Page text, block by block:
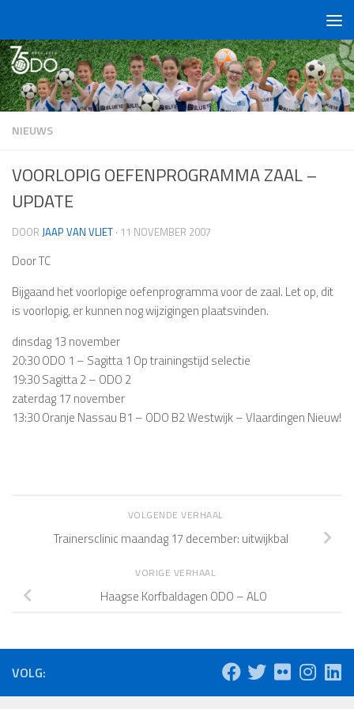
NIEUWS
VOORLOPIG OEFENPROGRAMMA ZAAL –
UPDATE
DOOR JAAP VAN VLIET · 11 NOVEMBER 2007
Door TC
Bijgaand het voorlopige oefenprogramma voor de zaal. Let op, dit
is voorlopig, er kunnen nog wijzigingen plaatsvinden.
dinsdag 13 november
20:30 ODO 1 – Sagitta 1 Op trainingstijd selectie
19:30 Sagitta 2 – ODO 2
zaterdag 17 november
13:30 Oranje Nassau B1 – ODO B2 Westwijk – Vlaardingen Nieuw!
VOLGENDE VERHAAL
Trainersclinic maandag 17 december: uitwijkbal
VORIGE VERHAAL
Haagse Korfbaldagen ODO – ALO
VOLG: